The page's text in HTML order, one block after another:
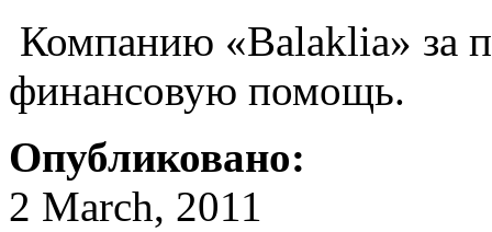
Компанию «Balaklia» за
финансовую помощь.
Опубликовано:
2 March, 2011